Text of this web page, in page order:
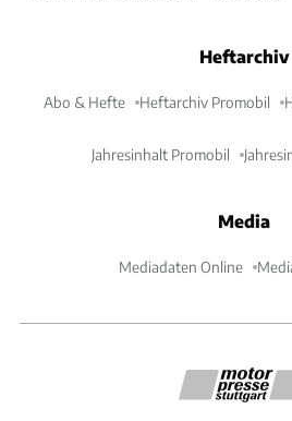
Heftarchiv
Abo & Hefte Heftarchiv Promobil
Jahresinhalt Promobil
Media
Mediadaten Online